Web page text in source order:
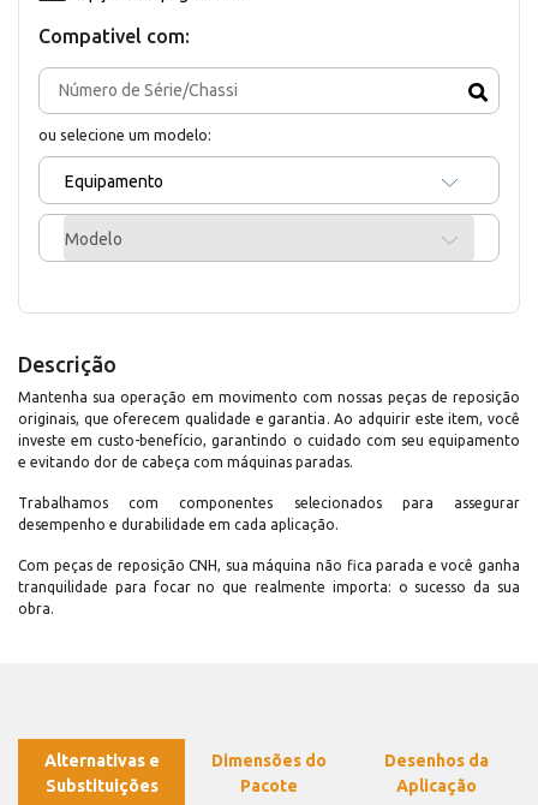
Compativel com:
ou selecione um modelo:
Equipamento
Modelo
Descrição
Mantenha sua operação em movimento com nossas peças de reposição
originais, que oferecem qualidade e garantia. Ao adquirir este item, você
investe em custo-benefício, garantindo o cuidado com seu equipamento
e evitando dor de cabeça com máquinas paradas.
Trabalhamos com componentes selecionados para assegurar
desempenho e durabilidade em cada aplicação.
Com peças de reposição CNH, sua máquina não fica parada e você ganha
tranquilidade para focar no que realmente importa: o sucesso da sua
obra.
Alternativas e
Substituições
Dimensões do
Pacote
Desenhos da
Aplicação